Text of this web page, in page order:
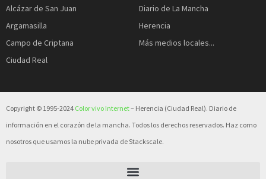
Alcázar de San Juan
Argamasilla
Campo de Criptana
Ciudad Real
Diario de La Mancha
Herencia
Más medios locales...
Copyright © 1995-2024 Color vivo Internet– Herencia (Ciudad Real). Diario de
información en el corazón de la mancha. Todos los derechos reservados. Haz como
nosotros que usamos la nube privada de Stackscale.